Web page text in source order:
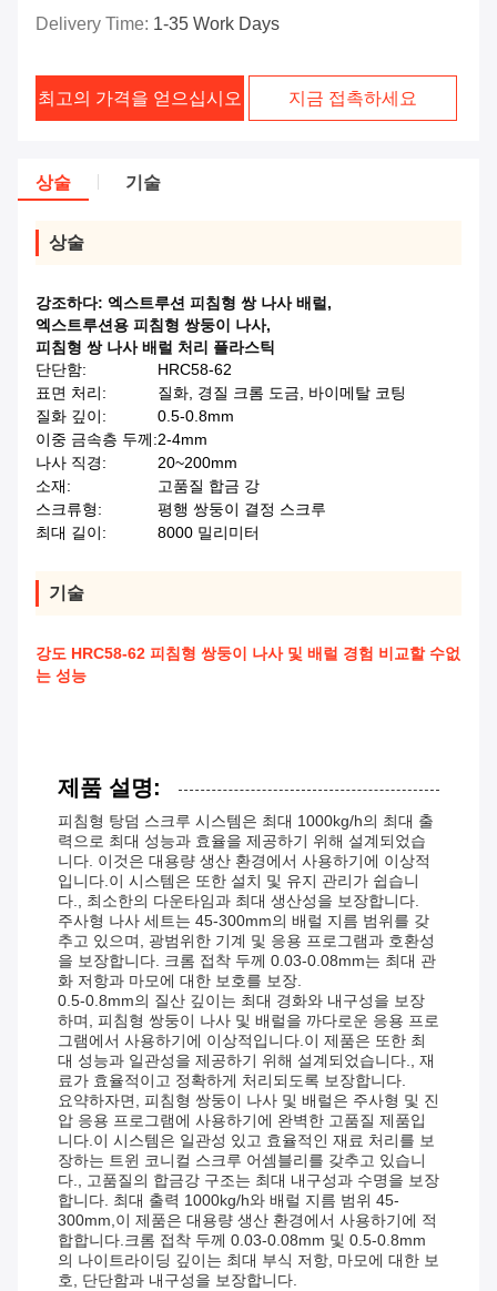
Delivery Time: 1-35 Work Days
최고의 가격을 얻으십시오 지금 접촉하세요
상술 기술
상술
강조하다: 엑스트루션 피침형 쌍 나사 배럴,
엑스트루션용 피침형 쌍둥이 나사,
피침형 쌍 나사 배럴 처리 플라스틱
단단함:
HRC58-62
표면 처리:
질화, 경질 크롬 도금, 바이메탈 코팅
질화 깊이:
0.5-0.8mm
이중 금속층 두께:2-4mm
나사 직경:
20~200mm
소재:
고품질 합금 강
스크류형:
평행 쌍둥이 결정 스크루
최대 길이:
8000 밀리미터
기술
강도 HRC58-62 피침형 쌍둥이 나사 및 배럴 경험 비교할 수없
는 성능
제품 설명:
피침형 탕덤 스크루 시스템은 최대 1000kg/h의 최대 출
력으로 최대 성능과 효율을 제공하기 위해 설계되었습
니다. 이것은 대용량 생산 환경에서 사용하기에 이상적
입니다.이 시스템은 또한 설치 및 유지 관리가 쉽습니
다., 최소한의 다운타임과 최대 생산성을 보장합니다.
주사형 나사 세트는 45-300mm의 배럴 지름 범위를 갖
추고 있으며, 광범위한 기계 및 응용 프로그램과 호환성
을 보장합니다. 크롬 접착 두께 0.03-0.08mm는 최대 관
화 저항과 마모에 대한 보호를 보장.
0.5-0.8mm의 질산 깊이는 최대 경화와 내구성을 보장
하며, 피침형 쌍둥이 나사 및 배럴을 까다로운 응용 프로
그램에서 사용하기에 이상적입니다.이 제품은 또한 최
대 성능과 일관성을 제공하기 위해 설계되었습니다., 재
료가 효율적이고 정확하게 처리되도록 보장합니다.
요약하자면, 피침형 쌍둥이 나사 및 배럴은 주사형 및 진
압 응용 프로그램에 사용하기에 완벽한 고품질 제품입
니다.이 시스템은 일관성 있고 효율적인 재료 처리를 보
장하는 트윈 코니컬 스크루 어셈블리를 갖추고 있습니
다., 고품질의 합금강 구조는 최대 내구성과 수명을 보장
합니다. 최대 출력 1000kg/h와 배럴 지름 범위 45-
300mm,이 제품은 대용량 생산 환경에서 사용하기에 적
합합니다.크롬 접착 두께 0.03-0.08mm 및 0.5-0.8mm
의 나이트라이딩 깊이는 최대 부식 저항, 마모에 대한 보
호, 단단함과 내구성을 보장합니다.